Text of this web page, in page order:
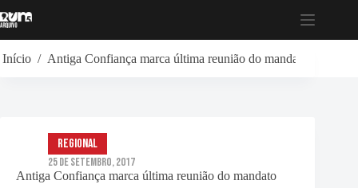
para
Início / Antiga Confiança marca última reunião do mandato
Antiga Confiança marca última reunião do mandato
Regional
25 de Setembro, 2017